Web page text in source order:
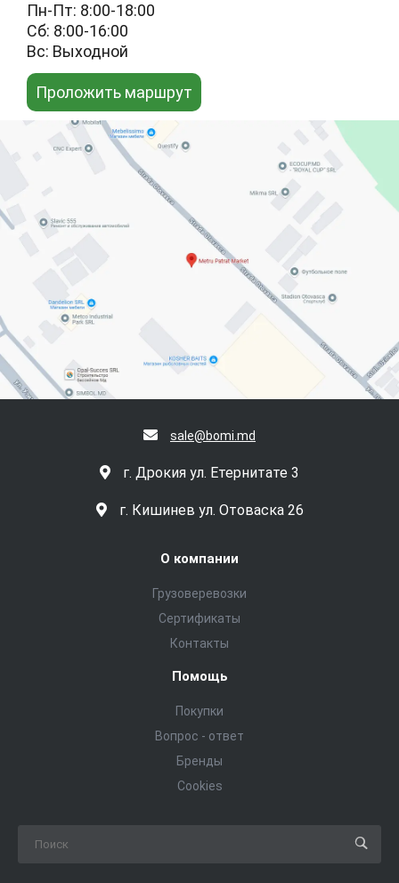
Пн-Пт: 8:00-18:00
Сб: 8:00-16:00
Вс: Выходной
Проложить маршрут
sale@bomi.md
г. Дрокия ул. Етернитате 3
г. Кишинев ул. Отоваска 26
О компании
Грузоверевозки
Сертификаты
Контакты
Помощь
Покупки
Вопрос - ответ
Бренды
Cookies